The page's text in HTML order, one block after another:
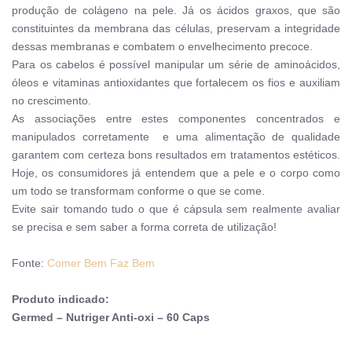
produção de colágeno na pele. Já os ácidos graxos, que são
constituintes da membrana das células, preservam a integridade
dessas membranas e combatem o envelhecimento precoce.
Para os cabelos é possível manipular um série de aminoácidos,
óleos e vitaminas antioxidantes que fortalecem os fios e auxiliam
no crescimento.
As associações entre estes componentes concentrados e
manipulados corretamente e uma alimentação de qualidade
garantem com certeza bons resultados em tratamentos estéticos.
Hoje, os consumidores já entendem que a pele e o corpo como
um todo se transformam conforme o que se come.
Evite sair tomando tudo o que é cápsula sem realmente avaliar
se precisa e sem saber a forma correta de utilização!
Fonte: Comer Bem Faz Bem
Produto indicado:
Germed – Nutriger Anti-oxi – 60 Caps